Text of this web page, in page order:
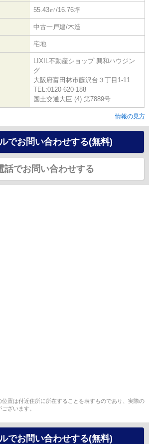
55.43㎡/16.76坪
中古一戸建/木造
宅地
LIXIL不動産ショップ 興和ハウジン
グ
大阪府富田林市藤沢台３丁目1-11
TEL:0120-620-188
国土交通大臣 (4) 第7889号
情報の見方
でお問い合わせする(無料)
話でお問い合わせする
置は付近住所に所在することを表すものであり、実際の
ざいます。
でお問い合わせする(無料)